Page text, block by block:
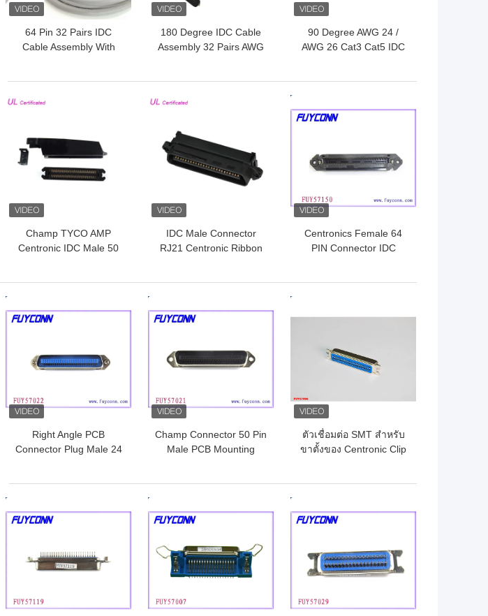
64 Pin 32 Pairs IDC
Cable Assembly With
180 Degree IDC Cable
Assembly 32 Pairs AWG
90 Degree AWG 24 /
AWG 26 Cat3 Cat5 IDC
Champ TYCO AMP
Centronic IDC Male 50
ราคาถูกที่สุด
IDC Male Connector
RJ21 Centronic Ribbon
ราคาถูกที่สุด
Centronics Female 64
PIN Connector IDC
Right Angle PCB
Connector Plug Male 24
Champ Connector 50 Pin
Male PCB Mounting
ตัวเชื่อมต่อ SMT สำหรับ
ขาตั้งของ Centronic Clip